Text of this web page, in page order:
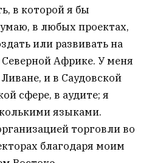
в которой я бы
в любых проектах,
или развивать на
Африке. У меня
и в Саудовской
сфере, в аудите; я
языками.
торговли во
благодаря моим